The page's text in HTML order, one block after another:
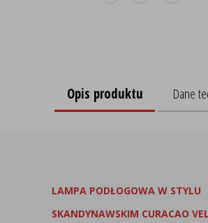
Opis produktu Dane
LAMPA PODŁOGOWA W STYLU
SKANDYNAWSKIM CURACAO